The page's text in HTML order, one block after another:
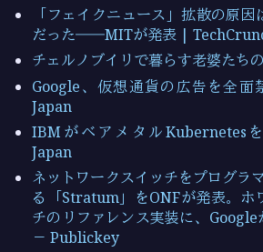
「フェイクニュース」拡散の原
だった――MITが発表 |
チェルノブイリで暮らす老婆たち
Google、仮想通貨の広告を全
Japan
IBMがベアメタルKubernetes
Japan
ネットワークスイッチをプログラ
る「Stratum」をONFが発表。ホ
チのリファレンス実装に、
－ Publickey